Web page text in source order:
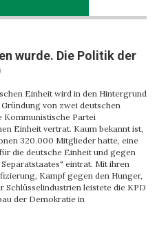
wurde. Die Politik der
Einheit wird in den Hintergrund
von zwei deutschen
Kommunistische Partei
Einheit vertrat. Kaum bekannt ist,
320.000 Mitglieder hatte, eine
die deutsche Einheit und gegen
eintrat. Mit ihren
Kampf gegen den Hunger,
Schlüsselindustrien leistete die KPD
der Demokratie in